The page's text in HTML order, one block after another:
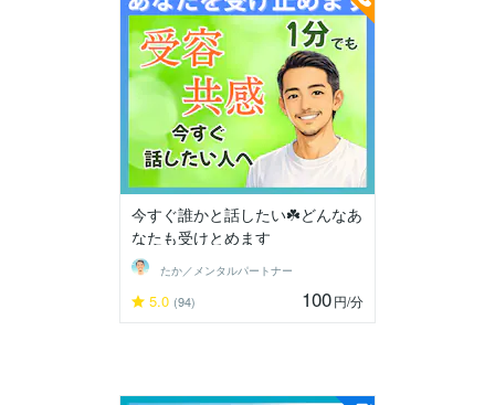
今すぐ誰かと話したい☘️どんなあ
なたも受けとめます
たか／メンタルパートナー
5.0 (94) 100円/分